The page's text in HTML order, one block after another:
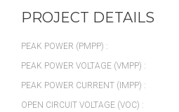
PROJECT DETAILS
PEAK POWER (PMPP) :
PEAK POWER VOLTAGE (VMPP) :
PEAK POWER CURRENT (IMPP) :
OPEN CIRCUIT VOLTAGE (VOC) :